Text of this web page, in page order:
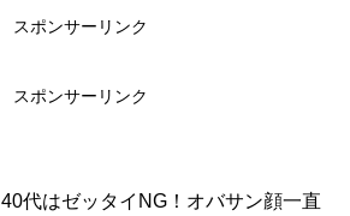
スポンサーリンク
スポンサーリンク
40代はゼッタイNG！オバサン顔一直